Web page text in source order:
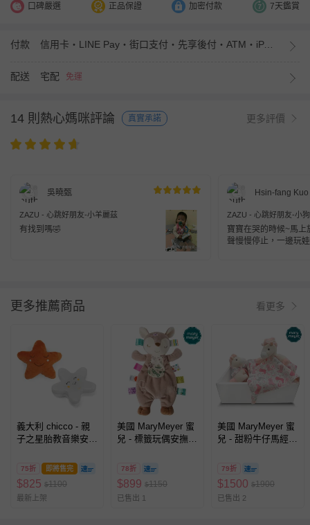
口碑嚴選 正品保證 加密付款 7天鑑賞
付款 信用卡・LINE Pay・街口支付・先享後付・ATM・iPASS MONEY
配送 宅配 免運
14 則熱心媽咪評論 真實承諾 更多評價
吳曉甄
ZAZU - 心跳好朋友-小羊麗茲
有找到嗎🤣
Hsin-fang Kuo
ZAZU - 心跳好朋友-小
寶寶在哭的時候~馬上
聲慢慢停止，一邊玩
更多推薦商品 看更多
義大利 chicco - 親
子之星胎教音樂安撫
75折 即將售完
$825 $1100
最新上架
美國 MaryMeyer 蜜
兒 - 標籤玩偶安撫
78折
$899 $1150
已售出 1
美國 MaryMeyer 蜜
兒 - 甜粉牛仔馬經典
撫巾
79折
$1500 $1900
已售出 2